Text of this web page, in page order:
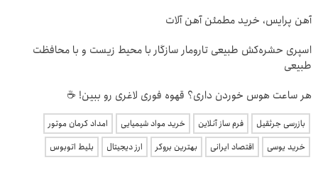
آهن پرایس، خرید مطمئن آهن آلات
اسپری حشره‌کش طبیعی تارومار سازگار با محیط زیست و با محافظت
طبیعی
هر ساعت هوس خوردن داری؟ قهوه فوری لاغری رو ببین! ☕
بازرسی جرثقیل فرم ساز آنلاین خرید مواد شیمیایی
امداد کرمان موتور
خرید یوسی
اقتصاد ایرانی بهترین بروکر ارز دیجیتال بلیط اتوبوس